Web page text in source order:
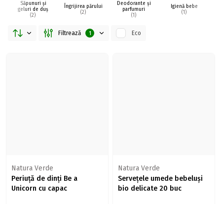
Săpunuri și
geluri de duș
(2)
Îngrijirea părului
(2)
Deodorante și
parfumuri
(1)
Igienă bebe
(1)
Filtrează 1 Eco
Natura Verde
Periuță de dinți Be a
Unicorn cu capac
Natura Verde
Servețele umede bebeluși
bio delicate 20 buc